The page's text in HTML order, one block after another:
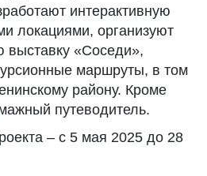
интерактивную
локациями, организуют
«Соседи»,
маршруты, в том
району. Кроме
путеводитель.
– с 5 мая 2025 до 28